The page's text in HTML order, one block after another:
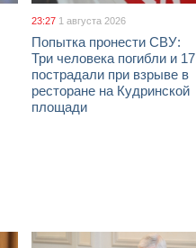
23:27 1 августа 2026
Попытка пронести СВУ:
Три человека погибли и 17
пострадали при взрыве в
ресторане на Кудринской
площади